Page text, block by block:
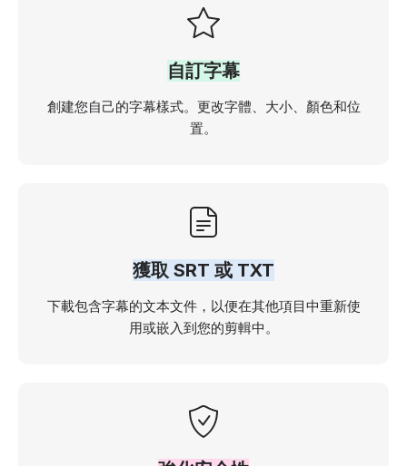
自訂字幕
創建您自己的字幕樣式。更改字體、大小、顏色和位
置。
獲取 SRT 或 TXT
下載包含字幕的文本文件，以便在其他項目中重新使
用或嵌入到您的剪輯中。